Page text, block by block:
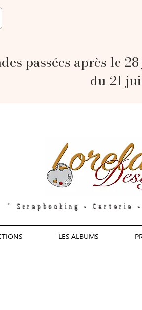
passées après le
du 21
" Scrapbooking - Carterie -
LES ALBUMS